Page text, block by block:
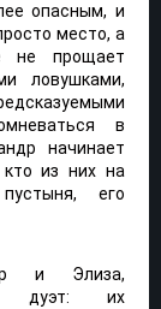
опасным, и
место, а
не прощает
ловушками,
в
начинает
из них на
его
и Элиза,
дуэт: их